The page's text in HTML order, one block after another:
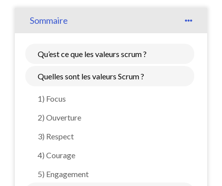
Sommaire
Qu’est ce que les valeurs scrum ?
Quelles sont les valeurs Scrum ?
1) Focus
2) Ouverture
3) Respect
4) Courage
5) Engagement